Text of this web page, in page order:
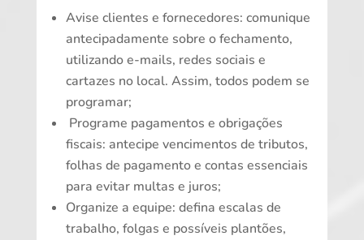
Avise clientes e fornecedores: comunique
antecipadamente sobre o fechamento,
utilizando e-mails, redes sociais e
cartazes no local. Assim, todos podem se
programar;
Programe pagamentos e obrigações
fiscais: antecipe vencimentos de tributos,
folhas de pagamento e contas essenciais
para evitar multas e juros;
Organize a equipe: defina escalas de
trabalho, folgas e possíveis plantões,